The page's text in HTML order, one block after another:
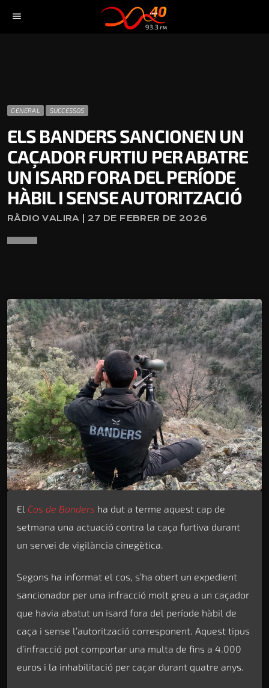
menu
GENERAL SUCCESSOS
ELS BANDERS SANCIONEN UN
CAÇADOR FURTIU PER ABATRE
UN ISARD FORA DEL PERÍODE
HÀBIL I SENSE AUTORITZACIÓ
RÀDIO VALIRA | 27 DE FEBRER DE 2026
El Cos de Banders ha dut a terme aquest cap de
setmana una actuació contra la caça furtiva durant
un servei de vigilància cinegètica.
Segons ha informat el cos, s’ha obert un expedient
sancionador per una infracció molt greu a un caçador
que havia abatut un isard fora del període hàbil de
caça i sense l’autorització corresponent. Aquest tipus
d’infracció pot comportar una multa de fins a 4.000
euros i la inhabilitació per caçar durant quatre anys.